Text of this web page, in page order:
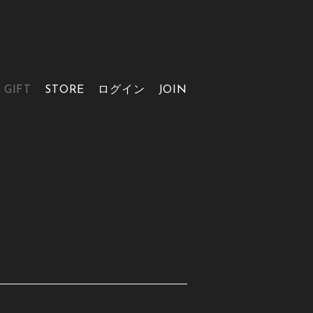
GIFT STORE ログイン JOIN